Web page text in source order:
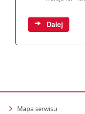
Mapa serwisu